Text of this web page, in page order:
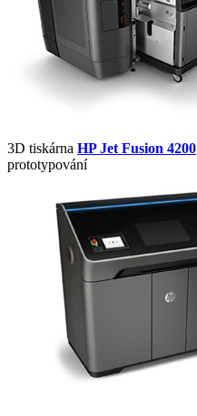
3D tiskárna HP Jet Fusion 4200
prototypování